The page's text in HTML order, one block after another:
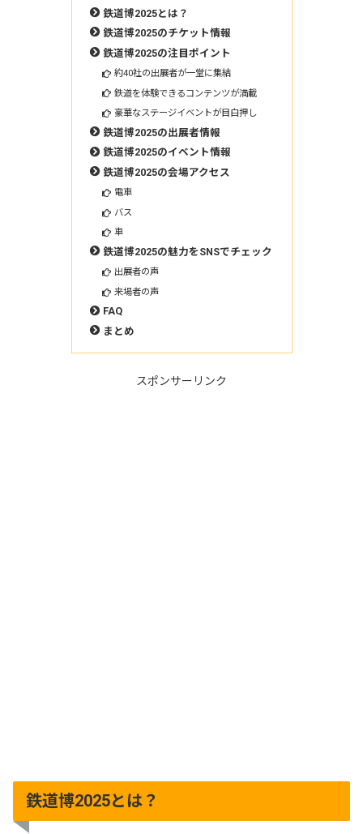
鉄道博2025とは？
鉄道博2025のチケット情報
鉄道博2025の注目ポイント
約40社の出展者が一堂に集結
鉄道を体験できるコンテンツが満載
豪華なステージイベントが目白押し
鉄道博2025の出展者情報
鉄道博2025のイベント情報
鉄道博2025の会場アクセス
電車
バス
車
鉄道博2025の魅力をSNSでチェック
出展者の声
来場者の声
FAQ
まとめ
スポンサーリンク
鉄道博2025とは？